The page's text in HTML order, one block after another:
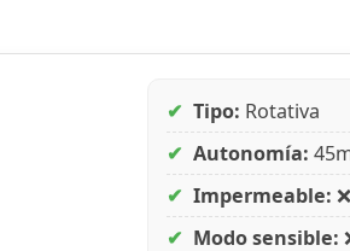
✔ Tipo: Rotativa
✔ Autonomía:
✔ Impermeable: ❌
✔ Modo sensible: